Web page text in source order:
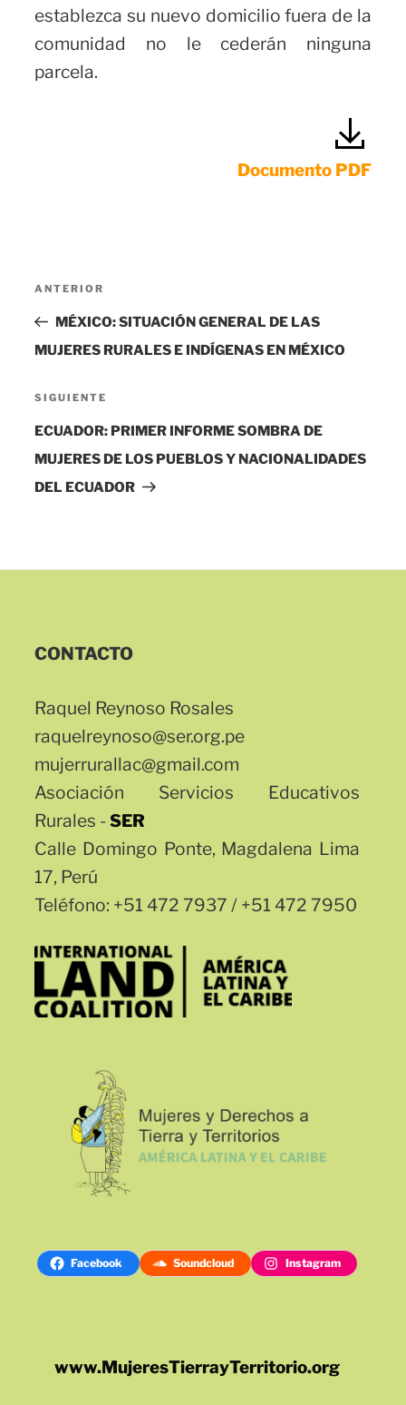
establezca su nuevo domicilio fuera de la
comunidad no le cederán ninguna
parcela.
Documento PDF
entradas
Entrada
anterior:
ANTERIOR
MÉXICO: SITUACIÓN GENERAL DE LAS
MUJERES RURALES E INDÍGENAS EN MÉXICO
Siguiente
entrada
SIGUIENTE
ECUADOR: PRIMER INFORME SOMBRA DE
MUJERES DE LOS PUEBLOS Y NACIONALIDADES
DEL ECUADOR
CONTACTO
Raquel Reynoso Rosales
raquelreynoso@ser.org.pe
mujerrurallac@gmail.com
Asociación Servicios Educativos
Rurales -SER
Calle Domingo Ponte, Magdalena Lima
17, Perú
Teléfono: +51 472 7937 / +51 472 7950
Facebook Soundcloud Instagram
www.MujeresTierrayTerritorio.org